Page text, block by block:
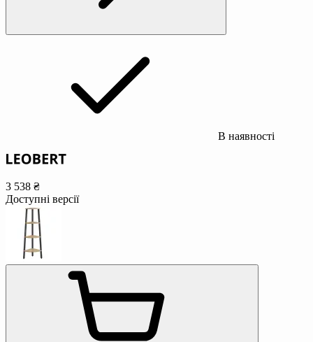
В наявності
3 538 ₴
Доступні версії